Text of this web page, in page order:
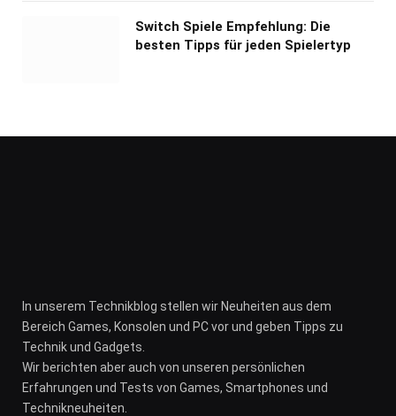
Switch Spiele Empfehlung: Die
besten Tipps für jeden Spielertyp
In unserem Technikblog stellen wir Neuheiten aus dem
Bereich Games, Konsolen und PC vor und geben Tipps zu
Technik und Gadgets.
Wir berichten aber auch von unseren persönlichen
Erfahrungen und Tests von Games, Smartphones und
Technikneuheiten.